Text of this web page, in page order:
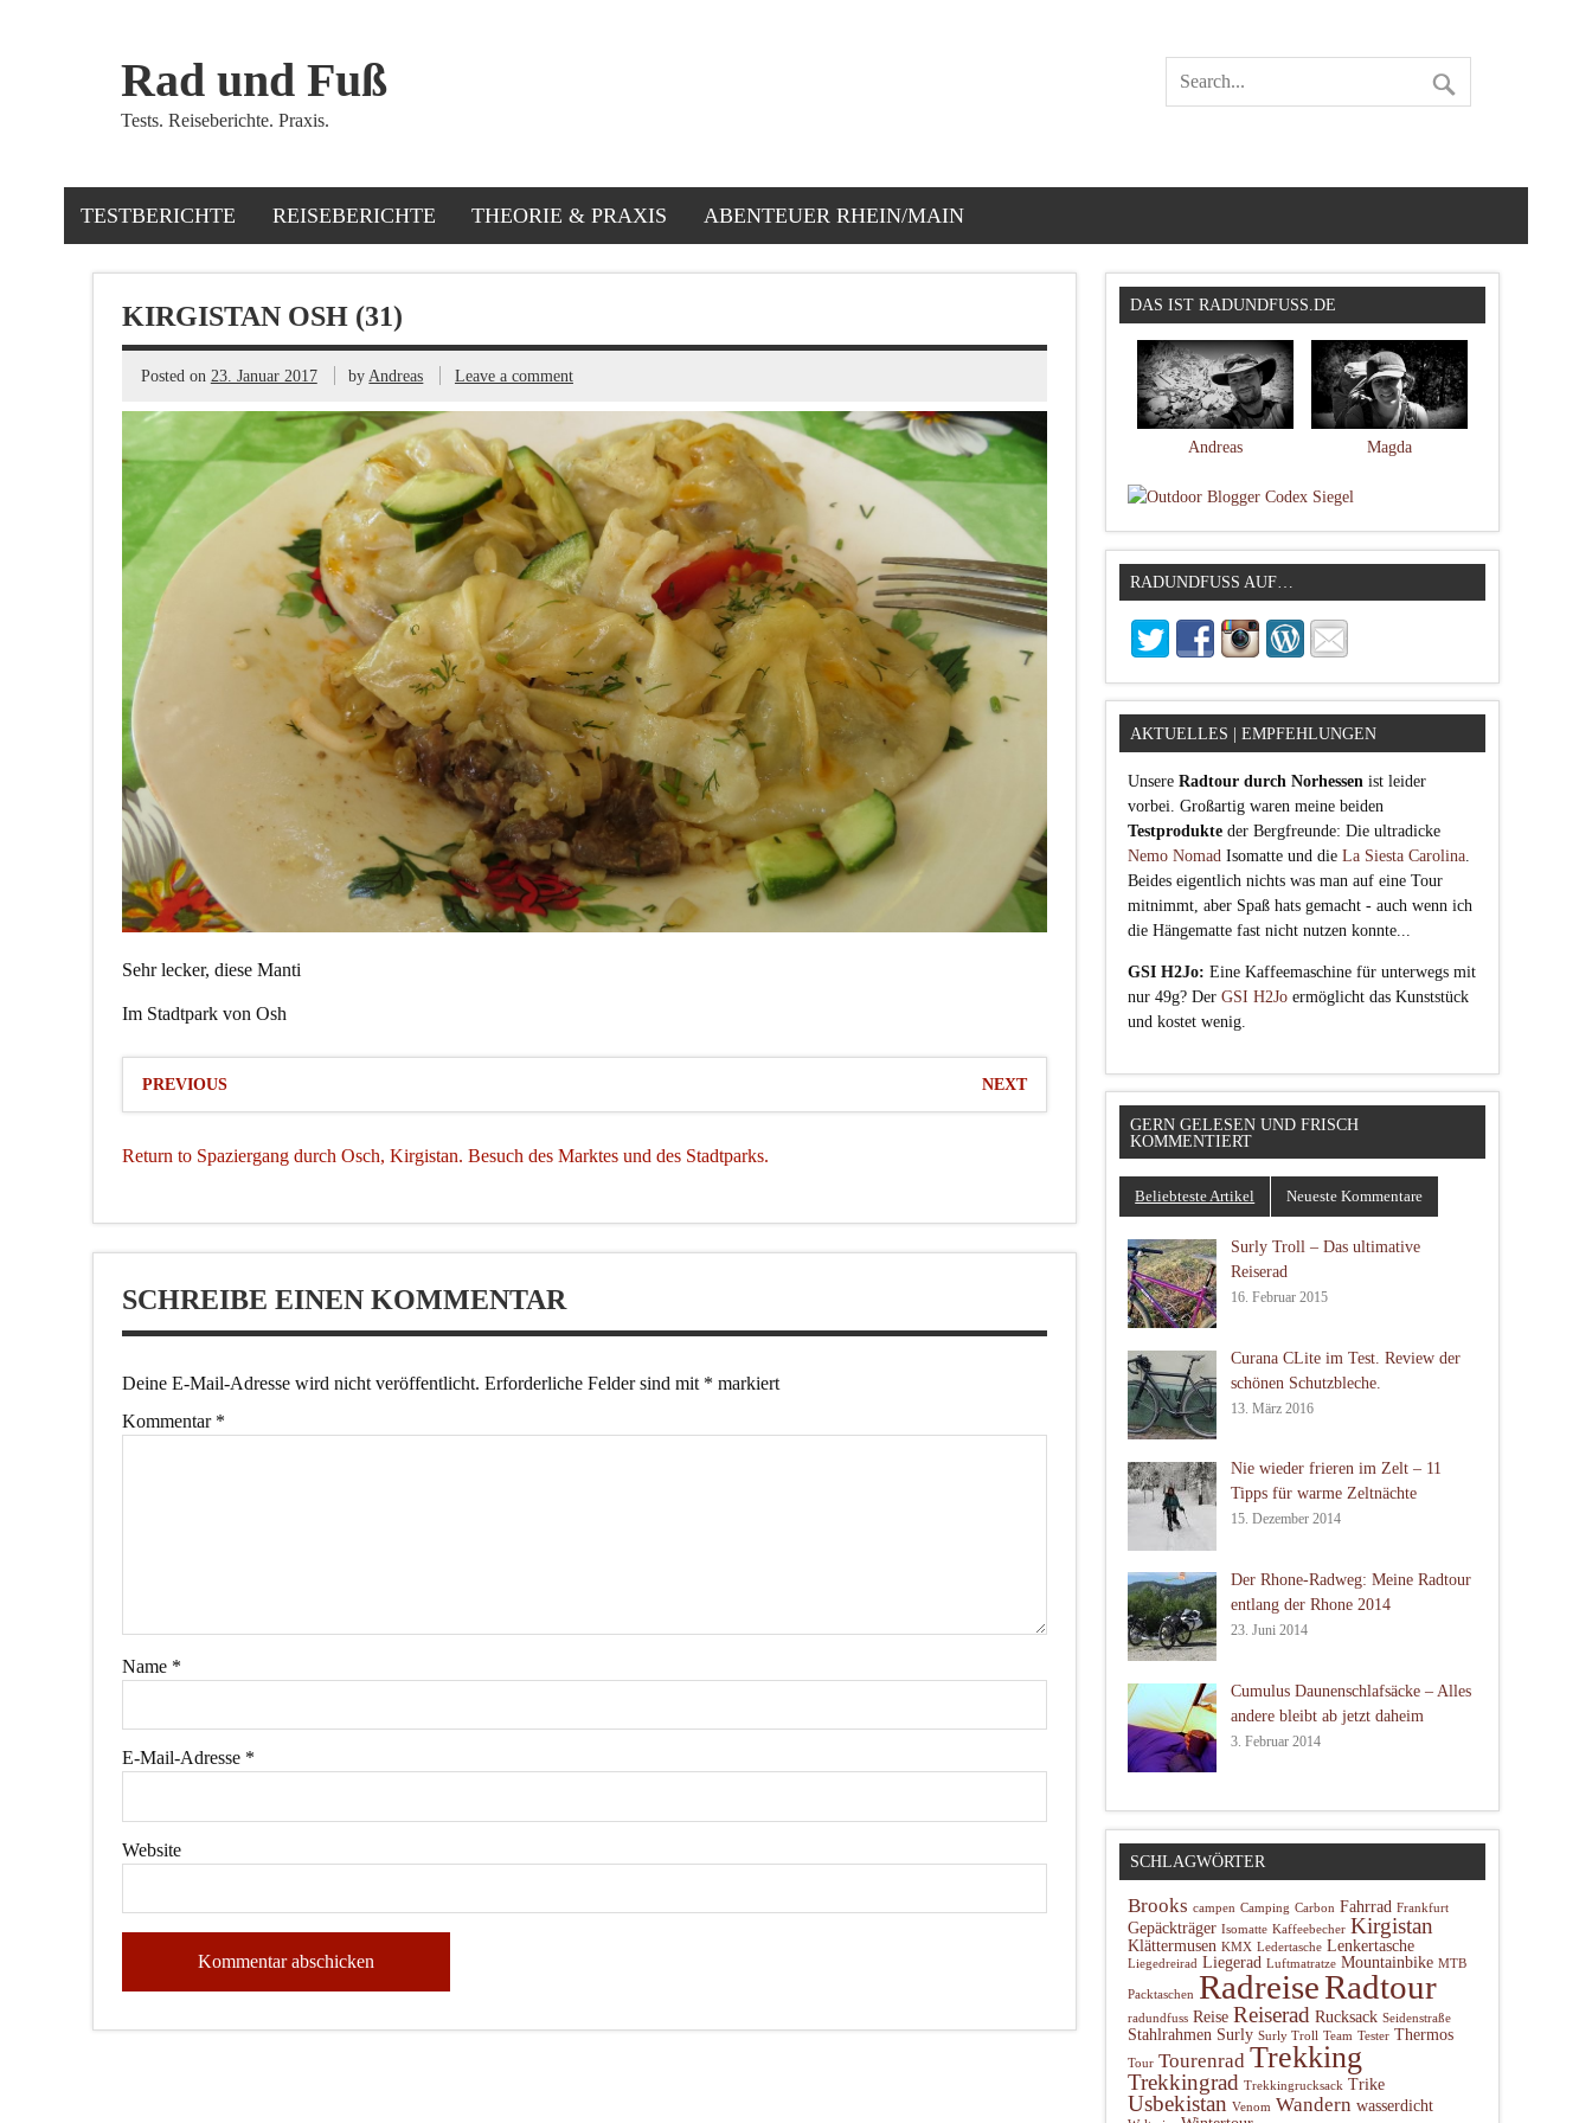
Rad und Fuß
Tests. Reiseberichte. Praxis.
TESTBERICHTE REISEBERICHTE THEORIE & PRAXIS ABENTEUER RHEIN/MAIN
KIRGISTAN OSH (31)
Posted on 23. Januar 2017 by Andreas Leave a comment
Sehr lecker, diese Manti
Im Stadtpark von Osh
PREVIOUS NEXT
Return to Spaziergang durch Osch, Kirgistan. Besuch des Marktes und des Stadtparks.
SCHREIBE EINEN KOMMENTAR
Deine E-Mail-Adresse wird nicht veröffentlicht. Erforderliche Felder sind mit * markiert
Kommentar *
Name *
E-Mail-Adresse *
Website
DAS IST RADUNDFUSS.DE
Andreas Magda
RADUNDFUSS AUF…
AKTUELLES | EMPFEHLUNGEN
UnsereRadtour durch Norhessen ist leider
vorbei. Großartig waren meine beiden
Testprodukte der Bergfreunde: Die ultradicke
Nemo Nomad Isomatte und dieLa Siesta Carolina
Beides eigentlich nichts was man auf eine Tour
mitnimmt, aber Spaß hats gemacht - auch wenn ich
die Hängematte fast nicht nutzen konnte...
GSI H2Jo:Eine Kaffeemaschine für unterwegs mit
nur 49g? DerGSI H2Jo ermöglicht das Kunststück
und kostet wenig.
GERN GELESEN UND FRISCH
KOMMENTIERT
Beliebteste Artikel Neueste Kommentare
Surly Troll – Das ultimative
Reiserad
16. Februar 2015
Curana CLite im Test. Review der
schönen Schutzbleche.
13. März 2016
Nie wieder frieren im Zelt – 11
Tipps für warme Zeltnächte
15. Dezember 2014
Der Rhone-Radweg: Meine Radtour
entlang der Rhone 2014
23. Juni 2014
Cumulus Daunenschlafsäcke – Alles
andere bleibt ab jetzt daheim
3. Februar 2014
SCHLAGWÖRTER
Brooks campen Camping Carbon Fahrrad Frankfurt
Gepäckträger Isomatte Kaffeebecher Kirgistan
Klättermusen KMX Ledertasche Lenkertasche
Liegedreirad Liegerad Luftmatratze Mountainbike MTB
Packtaschen RadreiseRadtour
radundfuss Reise Reiserad Rucksack Seidenstraße
Stahlrahmen Surly Surly Troll Team Tester Thermos
Tour Tourenrad Trekking
Trekkingrad Trekkingrucksack Trike
Usbekistan Venom Wandern wasserdicht